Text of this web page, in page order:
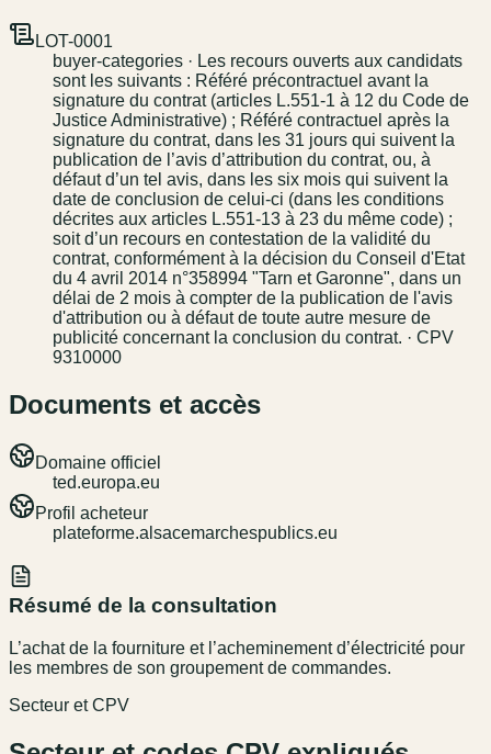
LOT-0001
buyer-categories · Les recours ouverts aux candidats
sont les suivants : Référé précontractuel avant la
signature du contrat (articles L.551-1 à 12 du Code de
Justice Administrative) ; Référé contractuel après la
signature du contrat, dans les 31 jours qui suivent la
publication de l’avis d’attribution du contrat, ou, à
défaut d’un tel avis, dans les six mois qui suivent la
date de conclusion de celui-ci (dans les conditions
décrites aux articles L.551-13 à 23 du même code) ;
soit d’un recours en contestation de la validité du
contrat, conformément à la décision du Conseil d'Etat
du 4 avril 2014 n°358994 "Tarn et Garonne", dans un
délai de 2 mois à compter de la publication de l'avis
d'attribution ou à défaut de toute autre mesure de
publicité concernant la conclusion du contrat. · CPV
9310000
Documents et accès
Domaine officiel
ted.europa.eu
Profil acheteur
plateforme.alsacemarchespublics.eu
Résumé de la consultation
L’achat de la fourniture et l’acheminement d’électricité pour
les membres de son groupement de commandes.
Secteur et CPV